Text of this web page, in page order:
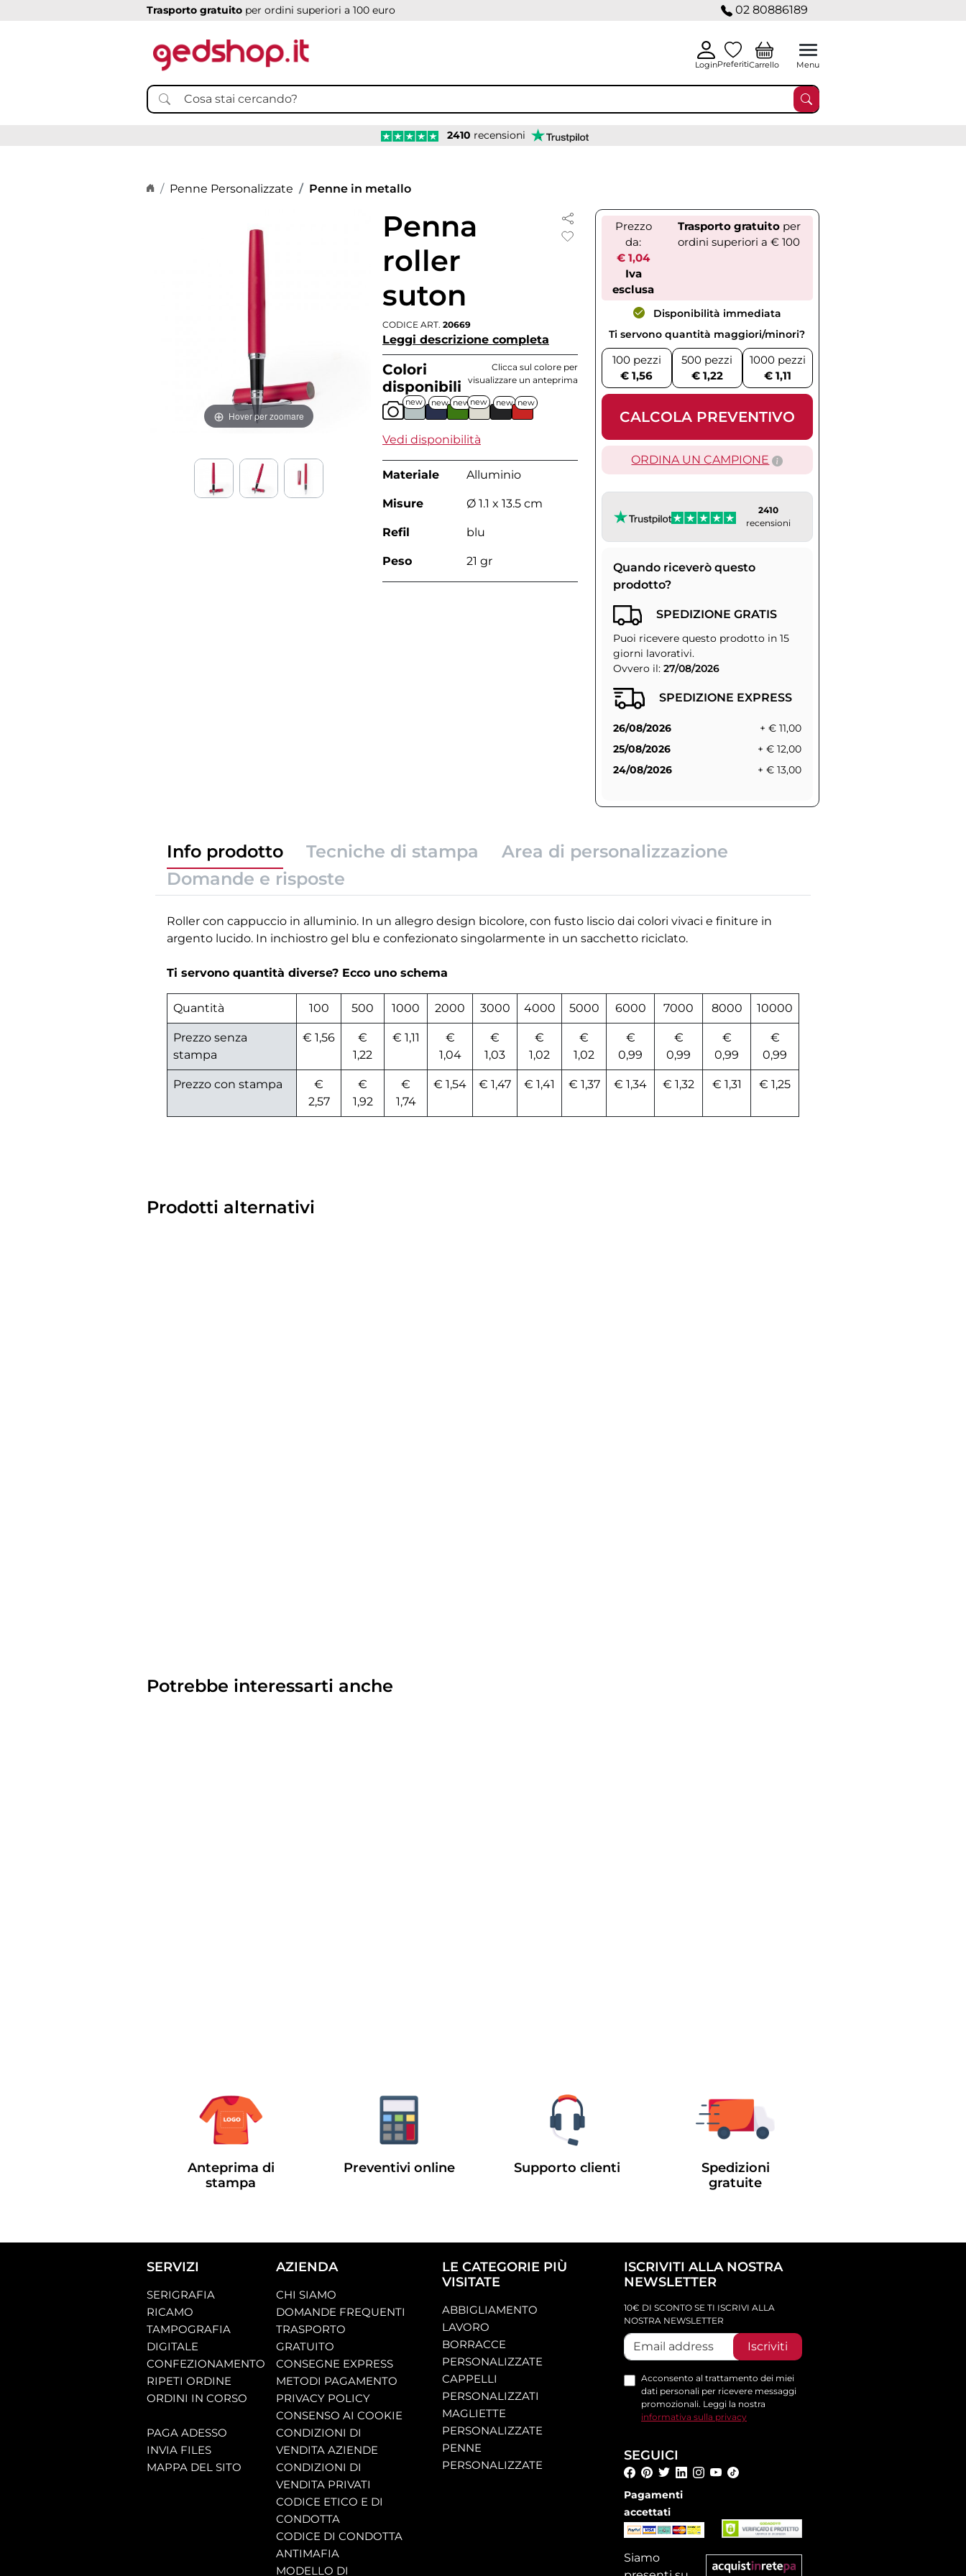
Trasporto gratuito per ordini superiori a 100 euro 02 80886189
LoginPreferitiCarrello Menu
2410 recensioni
Home page
Penne Personalizzate Penne in metallo
Hover per zoomare
Penna
roller
suton
CODICE ART. 20669
Leggi descrizione completa
Colori
disponibili
Clicca sul colore per
visualizzare un anteprima
new new new new new new
Vedi disponibilità
Materiale Alluminio
Misure Ø 1.1 x 13.5 cm
Refil blu
Peso 21 gr
Prezzo
da:
€ 1,04
Iva
esclusa
Trasporto gratuitoper
ordini superiori a € 100
Disponibilità immediata
Ti servono quantità maggiori/minori?
100 pezzi
€ 1,56
500 pezzi
€ 1,22
1000 pezzi
€ 1,11
CALCOLA PREVENTIVO
ORDINA UN CAMPIONE
2410
recensioni
Quando riceverò questo
prodotto?
SPEDIZIONE GRATIS
Puoi ricevere questo prodotto in 15
giorni lavorativi.
Ovvero il: 27/08/2026
SPEDIZIONE EXPRESS
26/08/2026
+ € 11,00
25/08/2026
+ € 12,00
24/08/2026
+ € 13,00
Info prodotto Tecniche di stampa
Area di personalizzazione
Domande e risposte
Roller con cappuccio in alluminio. In un allegro design bicolore, con fusto liscio dai colori vivaci e finiture in
argento lucido. In inchiostro gel blu e confezionato singolarmente in un sacchetto riciclato.
Ti servono quantità diverse? Ecco uno schema
Quantità 100 500 1000 2000 3000 4000 5000 6000 7000 8000 10000
Prezzo senza
stampa
€ 1,56
€
1,22
€ 1,11
€
1,04
€
1,03
€
1,02
€
1,02
€
0,99
€
0,99
€
0,99
€
0,99
Prezzo con stampa
€
2,57
€
1,92
€
1,74
€ 1,54 € 1,47 € 1,41 € 1,37 € 1,34 € 1,32 € 1,31 € 1,25
Prodotti alternativi
Potrebbe interessarti anche
Anteprima di
stampa
Preventivi online Supporto clienti
Spedizioni
gratuite
SERVIZI
SERIGRAFIA
RICAMO
TAMPOGRAFIA
DIGITALE
CONFEZIONAMENTO
RIPETI ORDINE
ORDINI IN CORSO
PAGA ADESSO
INVIA FILES
MAPPA DEL SITO
AZIENDA
CHI SIAMO
DOMANDE FREQUENTI
TRASPORTO
GRATUITO
CONSEGNE EXPRESS
METODI PAGAMENTO
PRIVACY POLICY
CONSENSO AI COOKIE
CONDIZIONI DI
VENDITA AZIENDE
CONDIZIONI DI
VENDITA PRIVATI
CODICE ETICO E DI
CONDOTTA
CODICE DI CONDOTTA
ANTIMAFIA
MODELLO DI
LE CATEGORIE PIÙ
VISITATE
ABBIGLIAMENTO
LAVORO
BORRACCE
PERSONALIZZATE
CAPPELLI
PERSONALIZZATI
MAGLIETTE
PERSONALIZZATE
PENNE
PERSONALIZZATE
ISCRIVITI ALLA NOSTRA
NEWSLETTER
10€ DI SCONTO SE TI ISCRIVI ALLA
NOSTRA NEWSLETTER
Iscriviti
Acconsento al trattamento dei miei
dati personali per ricevere messaggi
promozionali. Leggi la nostra
informativa sulla privacy
SEGUICI
Pagamenti
accettati
Siamo